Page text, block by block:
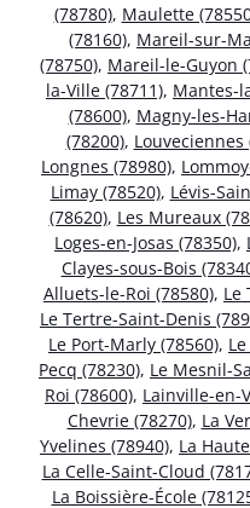
(78780), Maulette
(78160), Mareil-sur-
(78750), Mareil-le-Guyon
la-Ville (78711), Mantes-
(78600), Magny-les-
(78200), Louveciennes
Longnes (78980),
Limay (78520), Lévis-
(78620), Les Mureaux
Loges-en-Josas (78350),
Clayes-sous-Bois
Alluets-le-Roi (78580), Le
Le Tertre-Saint-Denis
Le Port-Marly (78560),
Pecq (78230), Le Mesnil-
Roi (78600), Lainville-en-
Chevrie (78270), La
Yvelines (78940), La
La Celle-Saint-Cloud
La Boissière-École